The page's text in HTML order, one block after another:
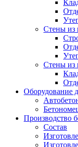
Стены из
Стены из
Оборудование
Производство
Состав